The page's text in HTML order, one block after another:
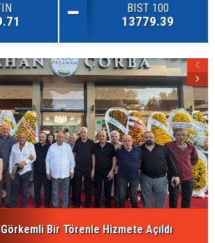
BIST 100
13779.39
Bir Törenle Hizmete Açıldı